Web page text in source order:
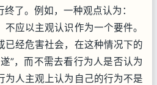
了。例如，一种观点认为：
应以主观认识作为一个要件。
已经危害社会，在这种情况下的
”，而不需去看行为人是否认为
为人主观上认为自己的行为不是